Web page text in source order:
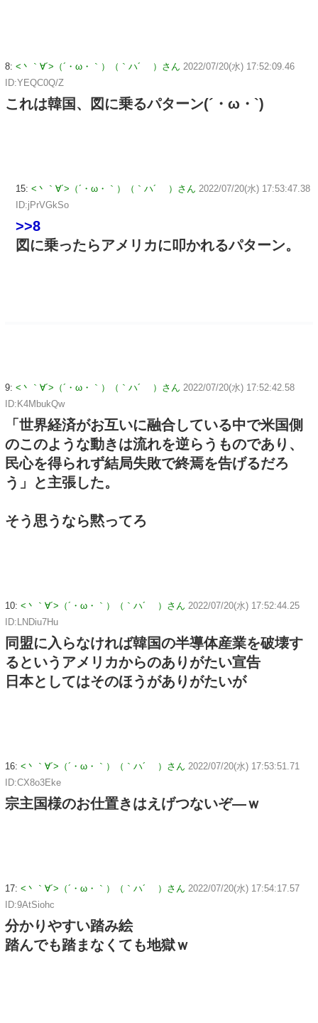
8: <丶｀∀´>（´・ω・｀）（｀ハ´ ）さん 2022/07/20(水) 17:52:09.46
ID:YEQC0Q/Z
これは韓国、図に乗るパターン(´・ω・`)
15: <丶｀∀´>（´・ω・｀）（｀ハ´ ）さん 2022/07/20(水) 17:53:47.38
ID:jPrVGkSo
>>8
図に乗ったらアメリカに叩かれるパターン。
9: <丶｀∀´>（´・ω・｀）（｀ハ´ ）さん 2022/07/20(水) 17:52:42.58
ID:K4MbukQw
「世界経済がお互いに融合している中で米国側
のこのような動きは流れを逆らうものであり、
民心を得られず結局失敗で終焉を告げるだろ
う」と主張した。
そう思うなら黙ってろ
10: <丶｀∀´>（´・ω・｀）（｀ハ´ ）さん 2022/07/20(水) 17:52:44.25
ID:LNDiu7Hu
同盟に入らなければ韓国の半導体産業を破壊す
るというアメリカからのありがたい宣告
日本としてはそのほうがありがたいが
16: <丶｀∀´>（´・ω・｀）（｀ハ´ ）さん 2022/07/20(水) 17:53:51.71
ID:CX8o3Eke
宗主国様のお仕置きはえげつないぞ―ｗ
17: <丶｀∀´>（´・ω・｀）（｀ハ´ ）さん 2022/07/20(水) 17:54:17.57
ID:9AtSiohc
分かりやすい踏み絵
踏んでも踏まなくても地獄ｗ